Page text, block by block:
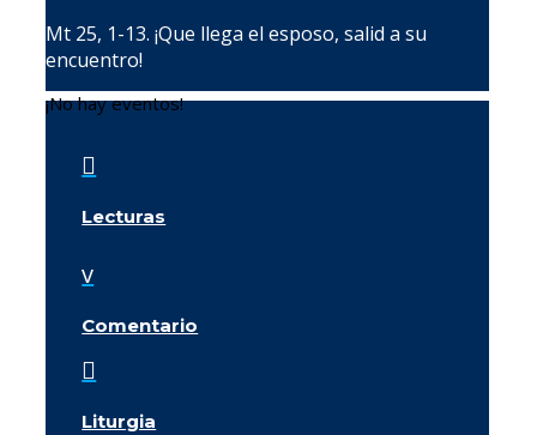
Mt 25, 1-13. ¡Que llega el esposo, salid a su
encuentro!
¡No hay eventos!

Lecturas
v
Comentario

Liturgia